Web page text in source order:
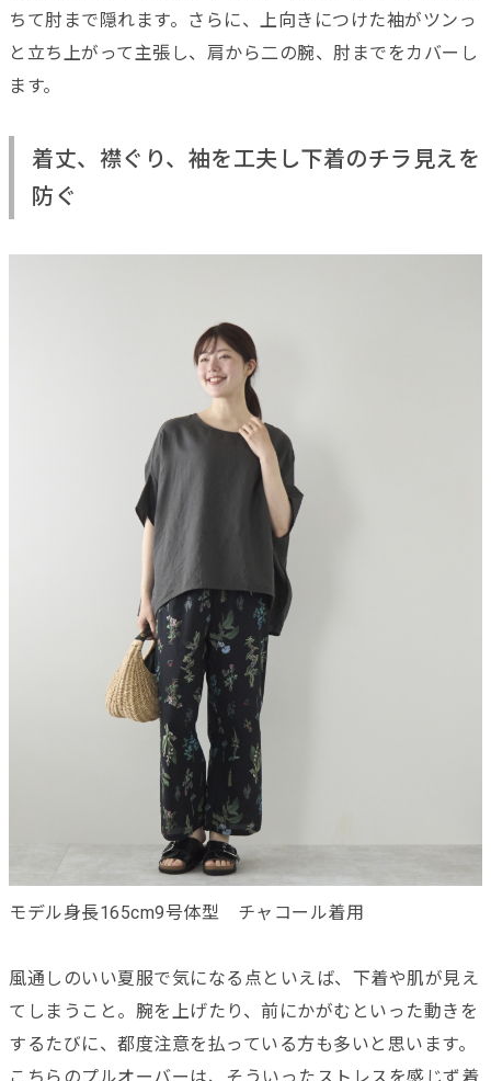
ちて肘まで隠れます。さらに、上向きにつけた袖がツンっ
と立ち上がって主張し、肩から二の腕、肘までをカバーし
ます。
着丈、襟ぐり、袖を工夫し下着のチラ見えを
防ぐ
モデル身長165cm9号体型 チャコール着用
風通しのいい夏服で気になる点といえば、下着や肌が見え
てしまうこと。腕を上げたり、前にかがむといった動きを
するたびに、都度注意を払っている方も多いと思います。